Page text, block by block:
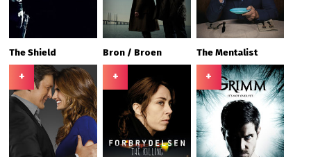
The Shield Bron / Broen The Mentalist
+ + +